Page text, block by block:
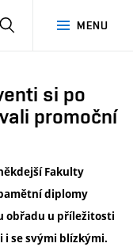
MENU
si po
promoční
Fakulty
diplomy
obřadu u příležitosti
i se svými blízkými.